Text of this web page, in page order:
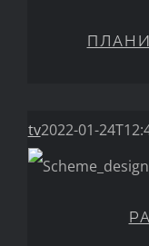
tv2022-01-